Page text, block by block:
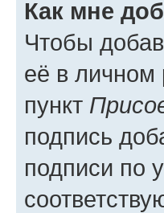
Как мне
Чтобы
её в личном
пункт
подпись
подписи по